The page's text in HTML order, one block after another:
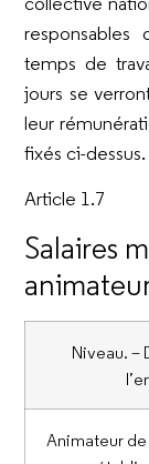
responsables
temps de
jours se
leur
fixés ci-dessus.
Article 1.7
Salaires
Niveau. –
Animateur de